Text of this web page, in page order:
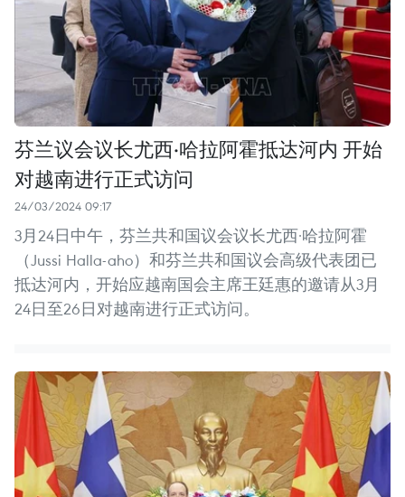
芬兰议会议长尤西·哈拉阿霍抵达河内 开始
对越南进行正式访问
24/03/2024 09:17
3月24日中午，芬兰共和国议会议长尤西·哈拉阿霍
（Jussi Halla-aho）和芬兰共和国议会高级代表团已
抵达河内，开始应越南国会主席王廷惠的邀请从3月
24日至26日对越南进行正式访问。